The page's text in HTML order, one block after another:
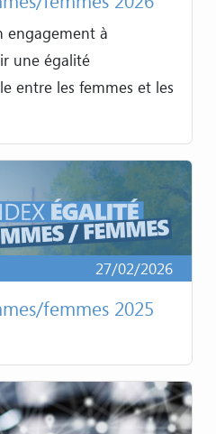
engagement à
une égalité
entre les femmes et les
27/02/2026
femmes 2025